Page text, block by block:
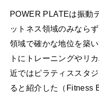
POWER PLATEは振動
ットネス領域のみなら
領域で確かな地位を築
トにトレーニングやリ
近ではピラティススタ
ると紹介した（Fitness